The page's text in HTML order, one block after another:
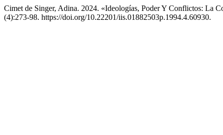
Cimet de Singer, Adina. 2024. «Ideologías, Poder Y Conflictos: La
(4):273-98. https://doi.org/10.22201/iis.01882503p.1994.4.60930.